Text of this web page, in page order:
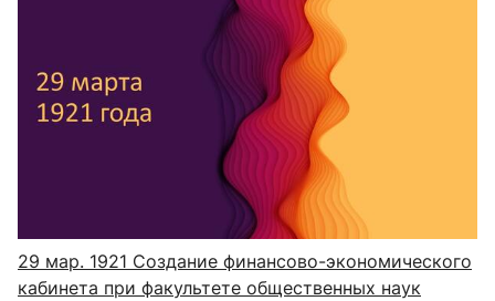
29 мар. 1921 Создание финансово-экономического
кабинета при факультете общественных наук